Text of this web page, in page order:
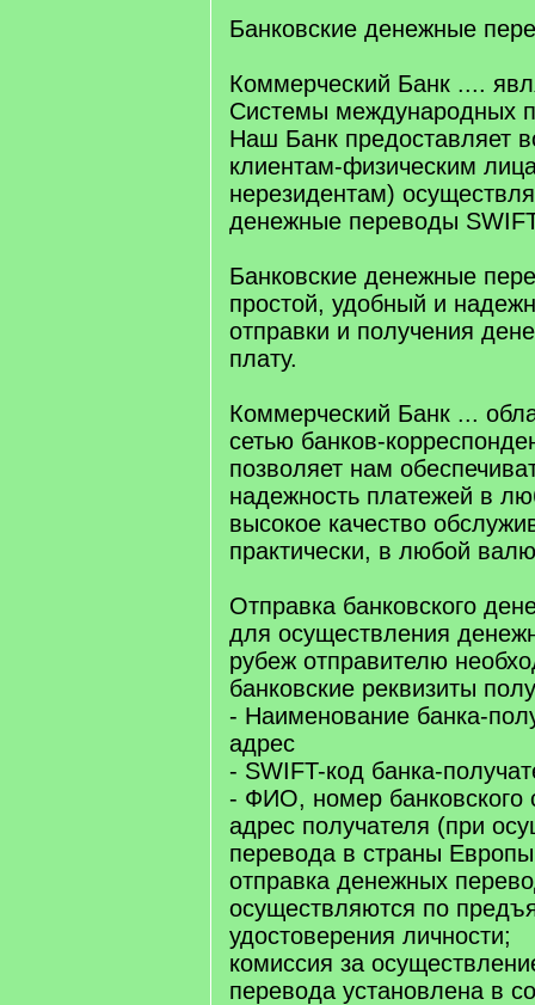
Банковские денежные
Коммерческий Банк ....
Системы международных
Наш Банк предоставляет
клиентам-физическим
нерезидентам)
денежные переводы
Банковские денежные
простой, удобный и
отправки и получения
плату.
Коммерческий Банк ...
сетью банков-
позволяет нам
надежность платежей в
высокое качество
практически, в любой
Отправка банковского
для осуществления
рубеж отправителю
банковские реквизиты
- Наименование банка-
адрес
- SWIFT-код банка-
- ФИО, номер банковского
адрес получателя (при
перевода в страны
отправка денежных
осуществляются по
удостоверения личности;
комиссия за
перевода установлена в